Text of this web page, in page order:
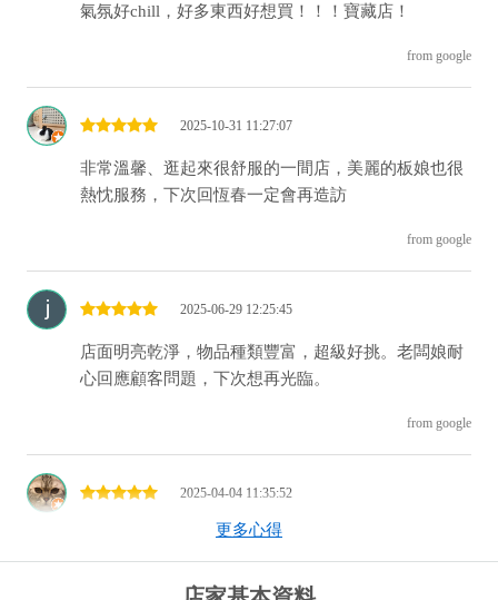
氣氛好chill，好多東西好想買！！！寶藏店！
from google
2025-10-31 11:27:07
非常溫馨、逛起來很舒服的一間店，美麗的板娘也很
熱忱服務，下次回恆春一定會再造訪
from google
2025-06-29 12:25:45
店面明亮乾淨，物品種類豐富，超級好挑。老闆娘耐
心回應顧客問題，下次想再光臨。
from google
2025-04-04 11:35:52
很舒適的環境、東西很漂亮精緻、下次來訪墾丁一定
會想光顧的好店
更多心得